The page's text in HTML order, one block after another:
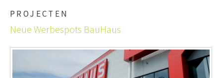
PROJECTEN
Neue Werbespots BauHaus